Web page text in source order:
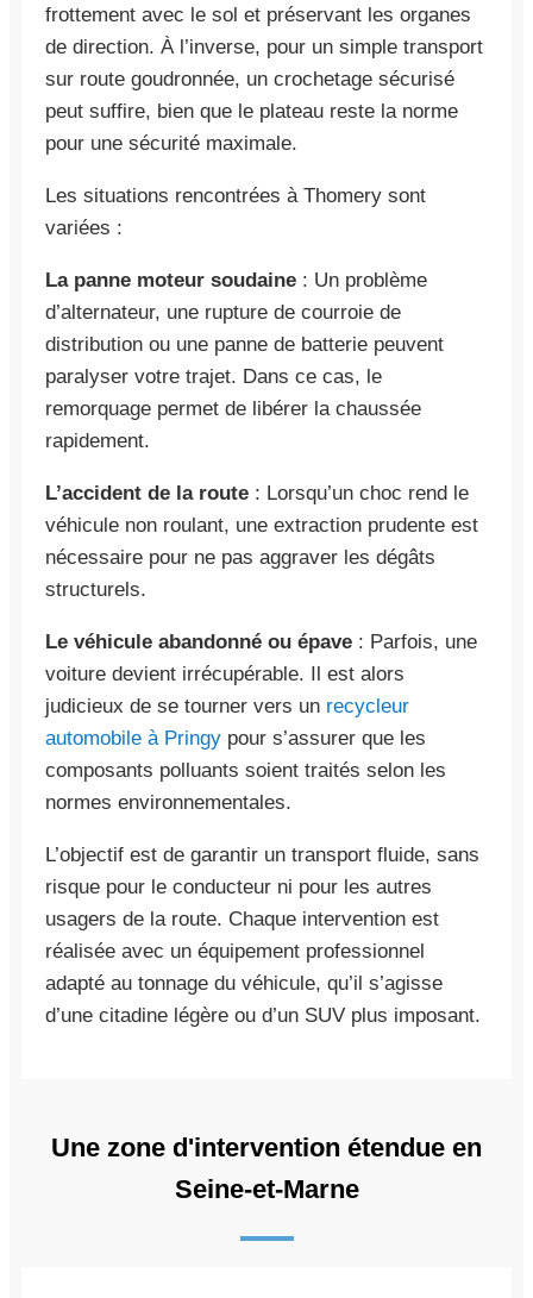
frottement avec le sol et préservant les organes
de direction. À l’inverse, pour un simple transport
sur route goudronnée, un crochetage sécurisé
peut suffire, bien que le plateau reste la norme
pour une sécurité maximale.
Les situations rencontrées à Thomery sont
variées :
La panne moteur soudaine : Un problème
d’alternateur, une rupture de courroie de
distribution ou une panne de batterie peuvent
paralyser votre trajet. Dans ce cas, le
remorquage permet de libérer la chaussée
rapidement.
L’accident de la route : Lorsqu’un choc rend le
véhicule non roulant, une extraction prudente est
nécessaire pour ne pas aggraver les dégâts
structurels.
Le véhicule abandonné ou épave : Parfois, une
voiture devient irrécupérable. Il est alors
judicieux de se tourner vers un recycleur
automobile à Pringy pour s’assurer que les
composants polluants soient traités selon les
normes environnementales.
L’objectif est de garantir un transport fluide, sans
risque pour le conducteur ni pour les autres
usagers de la route. Chaque intervention est
réalisée avec un équipement professionnel
adapté au tonnage du véhicule, qu’il s’agisse
d’une citadine légère ou d’un SUV plus imposant.
Une zone d'intervention étendue en
Seine-et-Marne